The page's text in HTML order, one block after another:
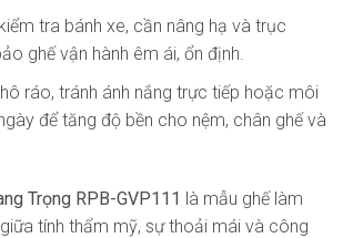
tra bánh xe, cần nâng hạ và trục
ghế vận hành êm ái, ổn định.
ráo, tránh ánh nắng trực tiếp hoặc môi
để tăng độ bền cho nệm, chân ghế và
Trọng RPB-GVP111 là mẫu ghế làm
tính thẩm mỹ, sự thoải mái và công